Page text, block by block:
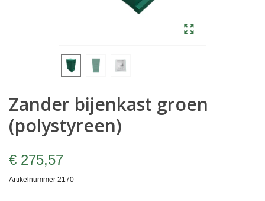
Zander bijenkast groen
(polystyreen)
€ 275,57
Artikelnummer 2170